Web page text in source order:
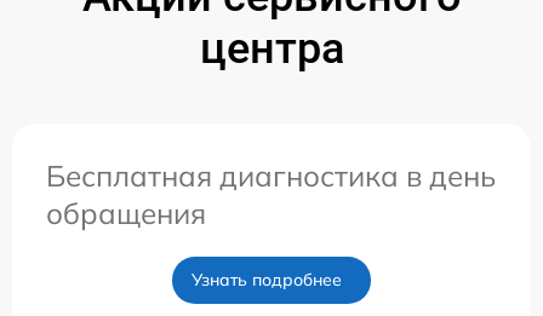
центра
Бесплатная диагностика в день
обращения
Узнать подробнее